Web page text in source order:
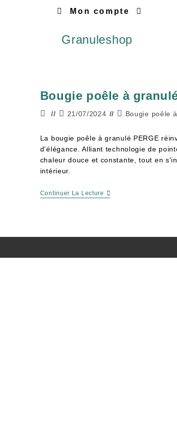
Mon compte
Granuleshop
Bougie poêle à
21/07/2024 Bougie poêle
La bougie poêle à granulé PERGE
d'élégance. Alliant technologie de
chaleur douce et constante, tout en
intérieur.
Continuer La Lecture